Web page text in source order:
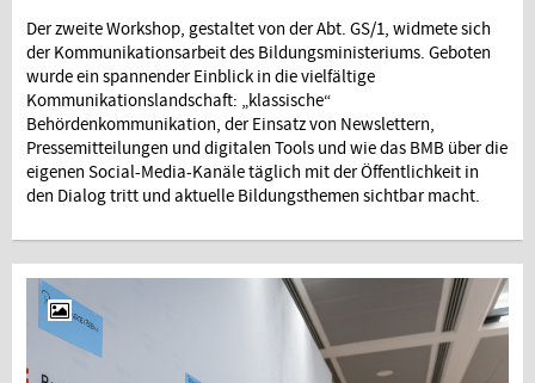
Der zweite Workshop, gestaltet von der Abt. GS/1, widmete sich
der Kommunikationsarbeit des Bildungsministeriums. Geboten
wurde ein spannender Einblick in die vielfältige
Kommunikationslandschaft: „klassische“
Behördenkommunikation, der Einsatz von Newslettern,
Pressemitteilungen und digitalen Tools und wie das BMB über die
eigenen Social-Media-Kanäle täglich mit der Öffentlichkeit in
den Dialog tritt und aktuelle Bildungsthemen sichtbar macht.